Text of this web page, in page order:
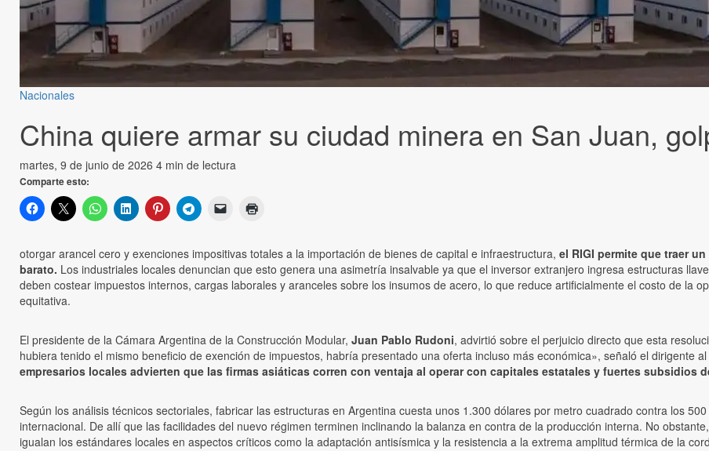
Nacionales
China quiere armar su ciudad minera en San Juan,
martes, 9 de junio de 2026 4 min de lectura
Comparte esto:
otorgar arancel cero y exenciones impositivas totales a la importación de bienes de capital e infraestructura, el RIGI permite que traer
barato. Los industriales locales denuncian que esto genera una asimetría insalvable ya que el inversor extranjero ingresa estructuras
deben costear impuestos internos, cargas laborales y aranceles sobre los insumos de acero, lo que reduce artificialmente el costo de la
equitativa.
El presidente de la Cámara Argentina de la Construcción Modular, Juan Pablo Rudoni, advirtió sobre el perjuicio directo que esta
hubiera tenido el mismo beneficio de exención de impuestos, habría presentado una oferta incluso más económica», señaló el dirigente
empresarios locales advierten que las firmas asiáticas corren con ventaja al operar con capitales estatales y fuertes subsidios
Según los análisis técnicos sectoriales, fabricar las estructuras en Argentina cuesta unos 1.300 dólares por metro cuadrado contra los
internacional. De allí que las facilidades del nuevo régimen terminen inclinando la balanza en contra de la producción interna. No
igualan los estándares locales en aspectos críticos como la adaptación antisísmica y la resistencia a la extrema amplitud térmica de la